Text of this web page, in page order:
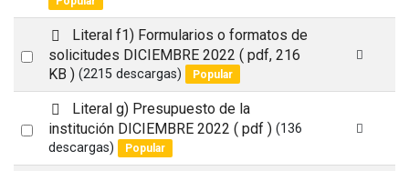
item
u
t
Select
d
e
f
a
l
t
Literal f1) Formularios o formatos de
solicitudes DICIEMBRE 2022 ( pdf, 216
KB ) (2215 descargas) Popular
Select
d
e
f
a
Literal g) Presupuesto de la
institución DICIEMBRE 2022 ( pdf ) (136
descargas)
Popular